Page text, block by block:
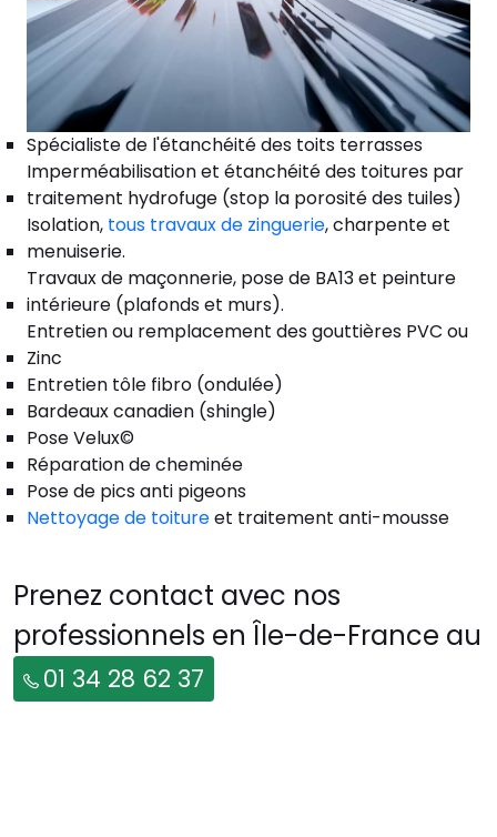
Spécialiste de l'étanchéité des toits terrasses
Imperméabilisation et étanchéité des toitures par
traitement hydrofuge (stop la porosité des tuiles)
Isolation, tous travaux de zinguerie, charpente et
menuiserie.
Travaux de maçonnerie, pose de BA13 et peinture
intérieure (plafonds et murs).
Entretien ou remplacement des gouttières PVC ou
Zinc
Entretien tôle fibro (ondulée)
Bardeaux canadien (shingle)
Pose Velux©
Réparation de cheminée
Pose de pics anti pigeons
Nettoyage de toitureet traitement anti-mousse
Prenez contact avec nos
professionnels en Île-de-France au
01 34 28 62 37